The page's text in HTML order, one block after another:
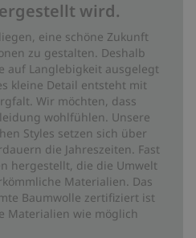
wird.
eine schöne Zukunft
zu gestalten. Deshalb
auf Langlebigkeit ausgelegt
kleine Detail entsteht mit
Wir möchten, dass
wohlfühlen. Unsere
Styles setzen sich über
die Jahreszeiten. Fast
hergestellt, die die Umwelt
Materialien. Das
Baumwolle zertifiziert ist
Materialien wie möglich